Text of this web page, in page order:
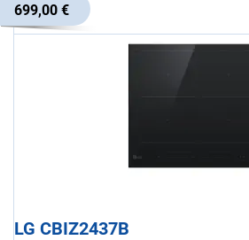
699,00 €
LG CBIZ2437B